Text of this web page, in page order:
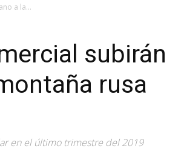
a la...
subirán
rusa
en el último trimestre del 2019